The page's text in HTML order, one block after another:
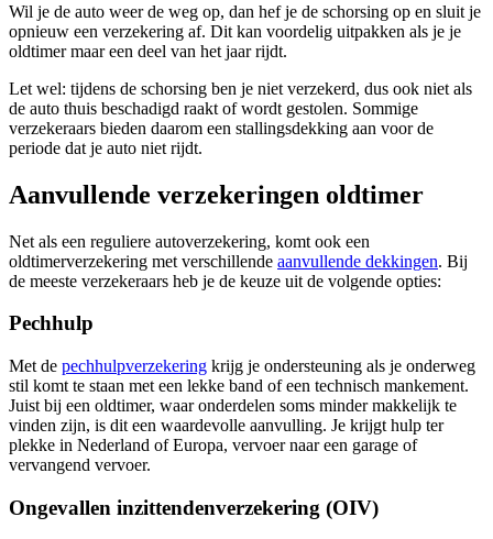
Wil je de auto weer de weg op, dan hef je de schorsing op en sluit je
opnieuw een verzekering af. Dit kan voordelig uitpakken als je je
oldtimer maar een deel van het jaar rijdt.
Let wel: tijdens de schorsing ben je niet verzekerd, dus ook niet als
de auto thuis beschadigd raakt of wordt gestolen. Sommige
verzekeraars bieden daarom een stallingsdekking aan voor de
periode dat je auto niet rijdt.
Aanvullende verzekeringen oldtimer
Net als een reguliere autoverzekering, komt ook een
oldtimerverzekering met verschillende aanvullende dekkingen. Bij
de meeste verzekeraars heb je de keuze uit de volgende opties:
Pechhulp
Met de pechhulpverzekering krijg je ondersteuning als je onderweg
stil komt te staan met een lekke band of een technisch mankement.
Juist bij een oldtimer, waar onderdelen soms minder makkelijk te
vinden zijn, is dit een waardevolle aanvulling. Je krijgt hulp ter
plekke in Nederland of Europa, vervoer naar een garage of
vervangend vervoer.
Ongevallen inzittendenverzekering (OIV)